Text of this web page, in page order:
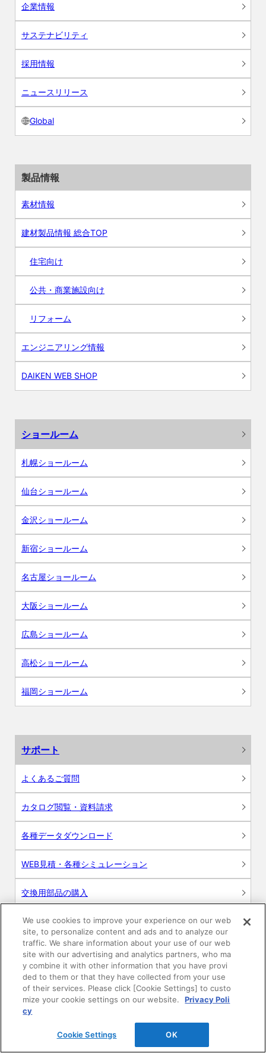
企業情報
サステナビリティ
採用情報
ニュースリリース
Global
製品情報
素材情報
建材製品情報 総合TOP
住宅向け
公共・商業施設向け
リフォーム
エンジニアリング情報
DAIKEN WEB SHOP
ショールーム
札幌ショールーム
仙台ショールーム
金沢ショールーム
新宿ショールーム
名古屋ショールーム
大阪ショールーム
広島ショールーム
高松ショールーム
福岡ショールーム
サポート
よくあるご質問
カタログ閲覧・資料請求
各種データダウンロード
WEB見積・各種シミュレーション
交換用部品の購入
修理・点検
お問い合わせ
ログイン
建築・設計関係者様向けサイト
ユーザー登録サービス
We use cookies to improve your experience on our web
site, to personalize content and ads and to analyze our
traffic. We share information about your use of our web
site with our advertising and analytics partners, who ma
y combine it with other information that you have provi
ded to them or that they have collected from your use
of their services. Please click [Cookie Settings] to custo
mize your cookie settings on our website.
Privacy Poli
cy
Cookie Settings OK